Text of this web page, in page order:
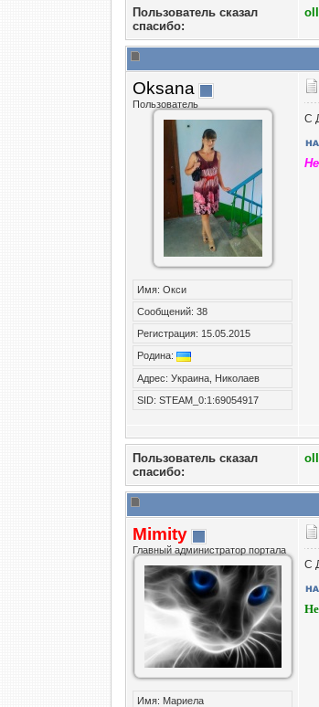
Пользователь сказал
cпасибо:
Oksana
Пользователь
Имя: Окси
Сообщений: 38
Регистрация: 15.05.2015
Родина:
Адрес: Украина, Николаев
SID: STEAM_0:1:69054917
С
Пользователь сказал
cпасибо:
Mimity
Главный администратор портала
Имя: Мариела
С